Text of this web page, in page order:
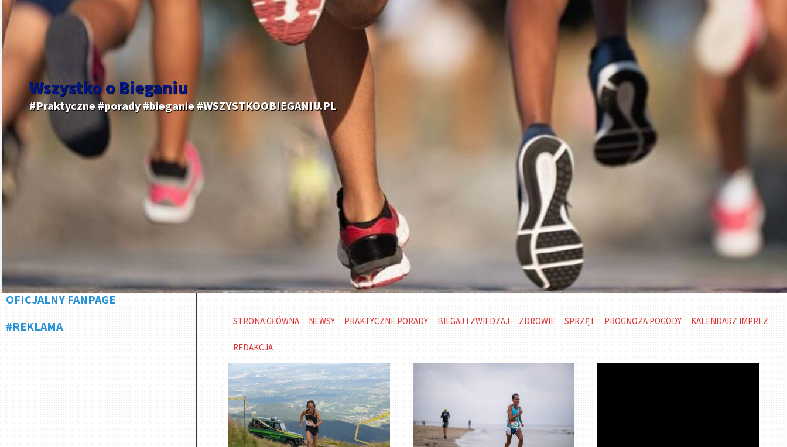
Wszystko o Bieganiu
#Praktyczne #porady #bieganie #WSZYSTKOOBIEGANIU.PL
OFICJALNY FANPAGE
#REKLAMA
STRONA GŁÓWNA NEWSY PRAKTYCZNE PORADY BIEGAJ I ZWIEDZAJ ZDROWIE SPRZĘT PROGNOZA POGODY KALENDARZ IMPREZ
REDAKCJA